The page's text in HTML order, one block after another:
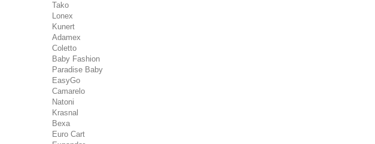
Tako
Lonex
Kunert
Adamex
Coletto
Baby Fashion
Paradise Baby
EasyGo
Camarelo
Natoni
Krasnal
Bexa
Euro Cart